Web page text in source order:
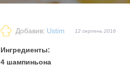
Добавив: Ustim 12 серпень 2016
Ингредиенты:
4 шампиньона